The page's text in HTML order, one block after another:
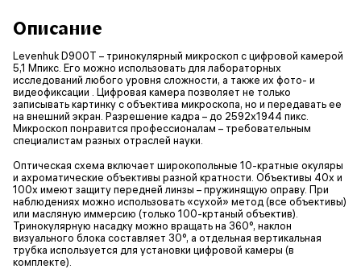
Описание
Levenhuk D900T – тринокулярный микроскоп с цифровой камерой
5,1 Мпикс. Его можно использовать для лабораторных
исследований любого уровня сложности, а также их фото- и
видеофиксации . Цифровая камера позволяет не только
записывать картинку с объектива микроскопа, но и передавать ее
на внешний экран. Разрешение кадра – до 2592х1944 пикс.
Микроскоп понравится профессионалам – требовательным
специалистам разных отраслей науки.
Оптическая схема включает широкопольные 10-кратные окуляры
и ахроматические объективы разной кратности. Объективы 40х и
100х имеют защиту передней линзы – пружинящую оправу. При
наблюдениях можно использовать «сухой» метод (все объективы)
или масляную иммерсию (только 100-кртаный объектив).
Тринокулярную насадку можно вращать на 360°, наклон
визуального блока составляет 30°, а отдельная вертикальная
трубка используется для установки цифровой камеры (в
комплекте).